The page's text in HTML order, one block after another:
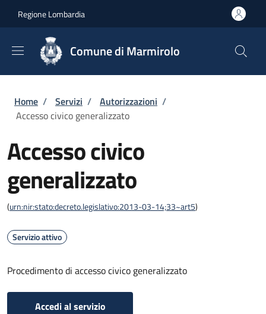
Regione Lombardia
Comune di Marmirolo
Briciole di pane
Home / Servizi / Autorizzazioni /
Accesso civico generalizzato
Accesso civico
generalizzato
(urn:nir:stato:decreto.legislativo:2013-03-14;33~art5)
Servizio attivo
Procedimento di accesso civico generalizzato
Accedi al servizio